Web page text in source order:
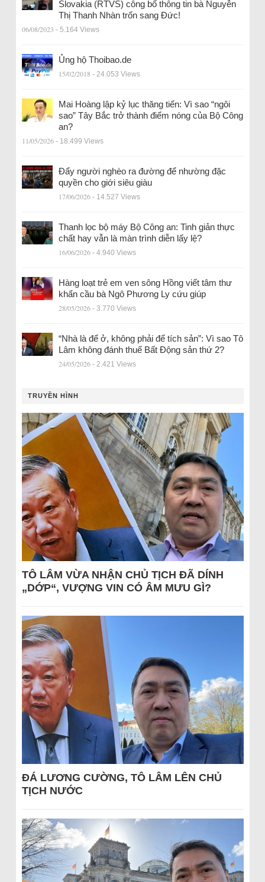
Slovakia (RTVS) công bố thông tin bà Nguyễn
Thị Thanh Nhàn trốn sang Đức!
06/08/2023 - 5.164 Views
Ủng hộ Thoibao.de
15/02/2018 - 24.053 Views
Mai Hoàng lập kỷ lục thăng tiến: Vì sao “ngôi
sao” Tây Bắc trở thành điểm nóng của Bộ Công
an?
11/05/2026 - 18.499 Views
Đẩy người nghèo ra đường để nhường đặc
quyền cho giới siêu giàu
17/06/2026 - 14.527 Views
Thanh lọc bộ máy Bộ Công an: Tinh giản thực
chất hay vẫn là màn trình diễn lấy lệ?
16/06/2026 - 4.940 Views
Hàng loạt trẻ em ven sông Hồng viết tâm thư
khẩn cầu bà Ngô Phương Ly cứu giúp
28/05/2026 - 3.770 Views
“Nhà là để ở, không phải để tích sản”: Vì sao Tô
Lâm không đánh thuế Bất Động sản thứ 2?
24/05/2026 - 2.421 Views
TRUYỀN HÌNH
TÔ LÂM VỪA NHẬN CHỦ TỊCH ĐÃ DÍNH
„DỚP“, VƯỢNG VIN CÓ ÂM MƯU GÌ?
ĐÁ LƯƠNG CƯỜNG, TÔ LÂM LÊN CHỦ
TỊCH NƯỚC